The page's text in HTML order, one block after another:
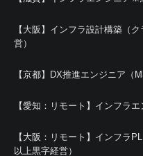
【大阪】インフラ設計構築（
営）
【京都】DX推進エンジニア（
【愛知：リモート】インフラ
【大阪：リモート】インフラ
以上黒字経営）